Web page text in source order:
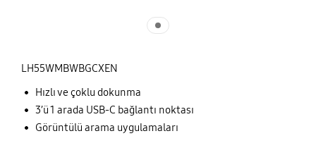
LH55WMBWBGCXEN
Hızlı ve çoklu dokunma
3’ü 1 arada USB-C bağlantı noktası
Görüntülü arama uygulamaları